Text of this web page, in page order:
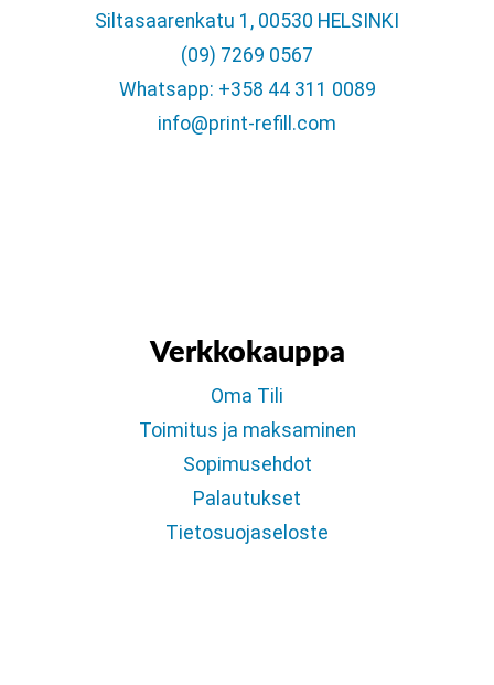
Siltasaarenkatu 1, 00530 HELSINKI
(09) 7269 0567
Whatsapp: +358 44 311 0089
info@print-refill.com
Verkkokauppa
Oma Tili
Toimitus ja maksaminen
Sopimusehdot
Palautukset
Tietosuojaseloste